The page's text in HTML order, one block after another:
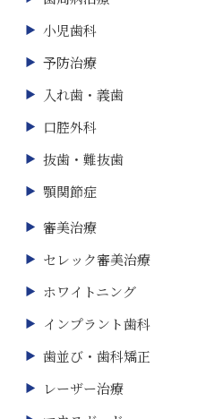
小児歯科
予防治療
入れ歯・義歯
口腔外科
抜歯・難抜歯
顎関節症
審美治療
セレック審美治療
ホワイトニング
インプラント歯科
歯並び・歯科矯正
レーザー治療